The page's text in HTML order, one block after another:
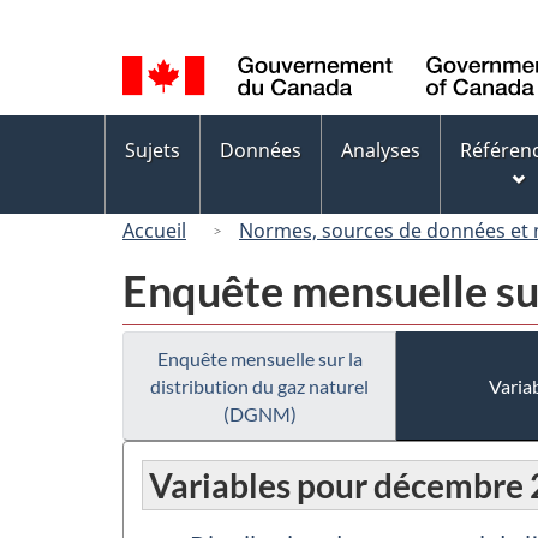
de
la
langue
des
Sujets Données Analyses
Accueil Normes, sources de données et
Enquête mensuelle
Enquête mensuelle sur la
distribution du gaz naturel
(DGNM)
Variables pour décembre